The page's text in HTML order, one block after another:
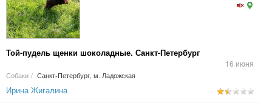
Той-пудель щенки шоколадные. Санкт-Петербург
16 июня
Собаки / Санкт-Петербург, м. Ладожская
Ирина Жигалина